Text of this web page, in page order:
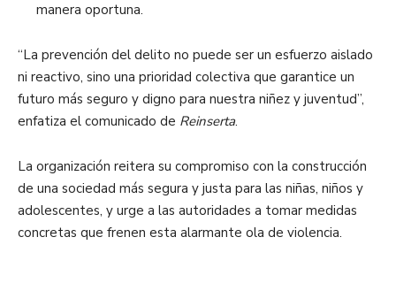
manera oportuna.
“La prevención del delito no puede ser un esfuerzo aislado
ni reactivo, sino una prioridad colectiva que garantice un
futuro más seguro y digno para nuestra niñez y juventud”,
enfatiza el comunicado de Reinserta.
La organización reitera su compromiso con la construcción
de una sociedad más segura y justa para las niñas, niños y
adolescentes, y urge a las autoridades a tomar medidas
concretas que frenen esta alarmante ola de violencia.